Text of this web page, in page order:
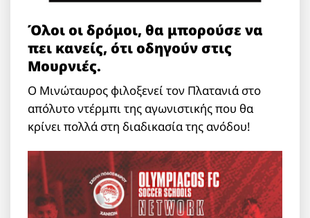
Όλοι οι δρόμοι, θα μπορούσε να
πει κανείς, ότι οδηγούν στις
Μουρνιές.
Ο Μινώταυρος φιλοξενεί τον Πλατανιά στο
απόλυτο ντέρμπι της αγωνιστικής που θα
κρίνει πολλά στη διαδικασία της ανόδου!